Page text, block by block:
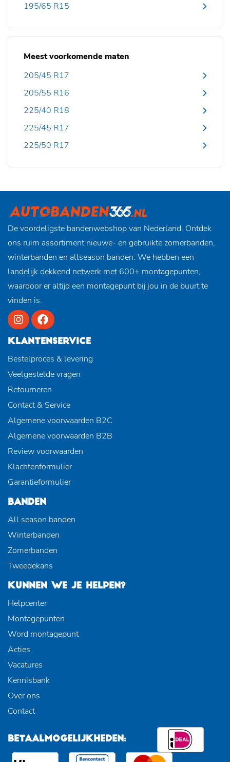
195/65 R15
Meest voorkomende maten
205/45 R17
205/55 R16
225/40 R18
225/45 R17
225/50 R17
De voordeligste bandenwebshop van Nederland. Ontdek
ons ruim assortiment nieuwe- en gebruikte zomerbanden,
winterbanden en allseason banden. We hebben een
landelijk dekkend netwerk met 600+ montagepunten,
waardoor er altijd een montagepunt bij jou in de buurt te
vinden is.
KLANTENSERVICE
Bestelproces & levering
Veelgestelde vragen
Retourneren
Contact & Service
Algemene voorwaarden B2C
Algemene voorwaarden B2B
Review voorwaarden
Klachtenformulier
Garantieformulier
BANDEN
All season banden
Winterbanden
Zomerbanden
Tweedekans
KUNNEN WE JE HELPEN?
Helpcenter
Montagepunten
Word montagepunt
Acties
Vacatures
Kennisbank
Over ons
Contact
BETAALMOGELIJKHEDEN: